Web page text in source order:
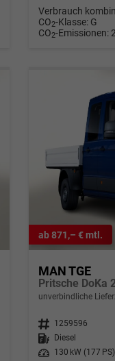
Verbrauch
CO2-Klasse: G
CO2-Emissionen:
ab 871,– € mtl.
MAN TGE
Pritsche DoKa
unverbindliche
Fahrzeugnr. 1259596
Kraftstoff
Diesel
Leistung
130 kW (177 PS)